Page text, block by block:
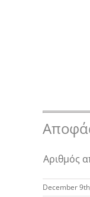
Αριθμός
December